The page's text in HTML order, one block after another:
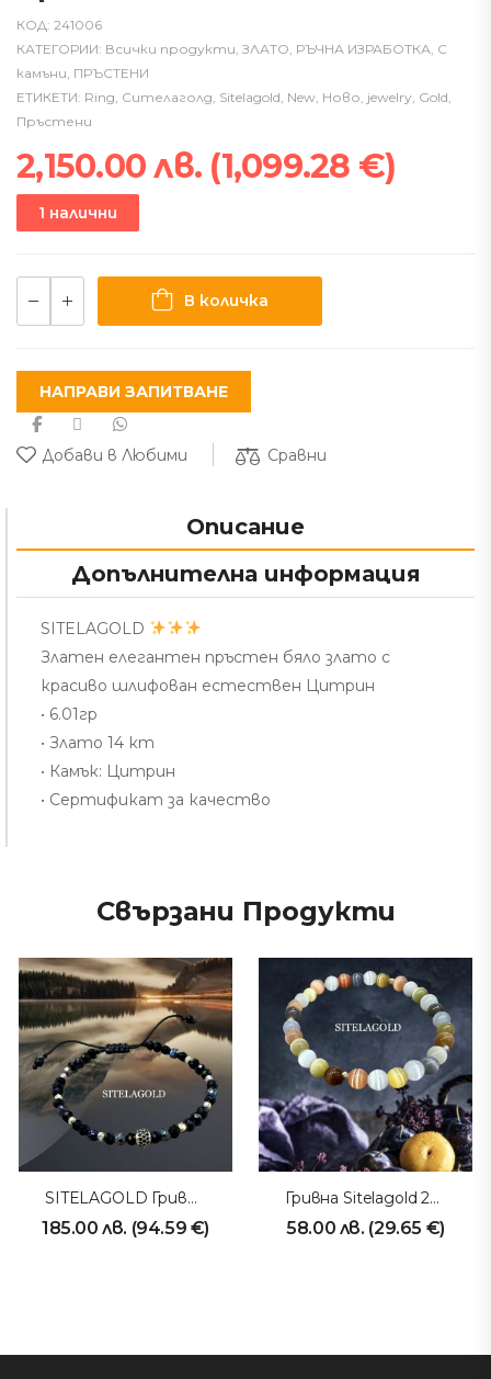
КОД: 241006
КАТЕГОРИИ: Всички продукти ЗЛАТО РЪЧНА ИЗРАБОТКА С
камъни ПРЪСТЕНИ
ЕТИКЕТИ: Ring Сителаголд Sitelagold New Ново jewelry Gold
Пръстени
2,150.00лв. (1,099.28 €)
1 налични
В количка
НАПРАВИ ЗАПИТВАНЕ
Добави в Любими Сравни
Описание
Допълнителна информация
SITELAGOLD
Златен елегантен пръстен бяло злато с
красиво шлифован естествен Цитрин
• 6.01гр
• Злато 14 кт
• Камък: Цитрин
• Сертификат за качество
Свързани Продукти
SITELAGOLD Гривна 231011
185.00лв. (94.59 €)
Гривна Sitelagold 230905
58.00 лв. (29.65 €)